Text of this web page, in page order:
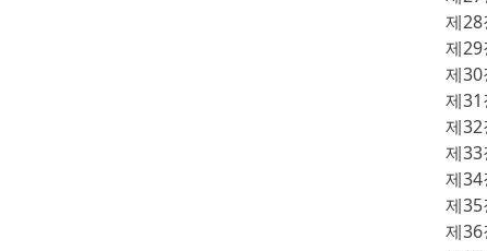
제
제29
제30
제31
제32
제33
제34
제35
제36